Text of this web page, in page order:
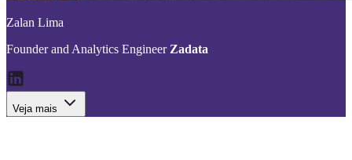
Zalan Lima
Founder and Analytics Engineer Zadata
Veja mais